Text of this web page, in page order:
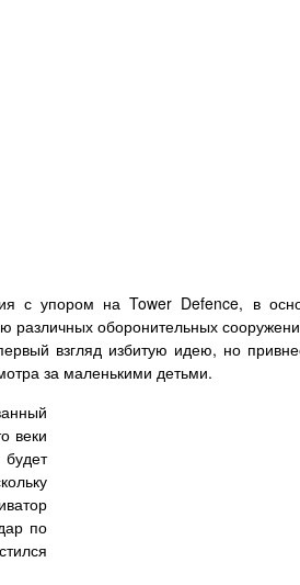
с упором на Tower Defence, в
различных оборонительных
взгляд избитую идею, но
за маленькими детьми.
веки
по